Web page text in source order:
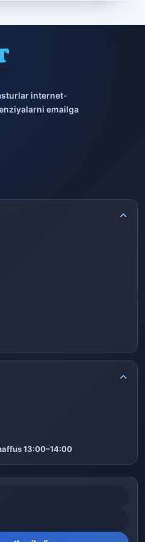
10
internet-
emailga
13:00–14:00